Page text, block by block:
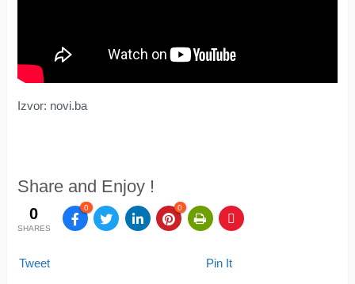
Izvor: novi.ba
Share and Enjoy !
0
SHARES
0 0
Tweet Pin It